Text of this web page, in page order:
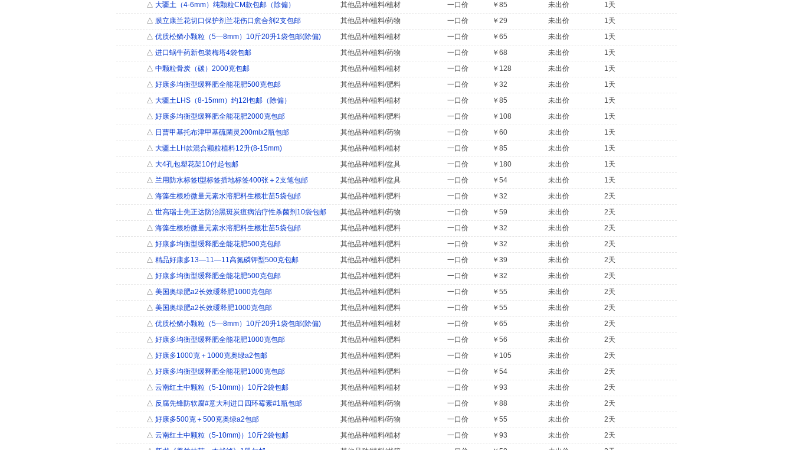
△ 大疆土（4-6mm）纯颗粒CM款包邮（除偏） 其他品种/植料/植材 一口价 ￥85 未出价
1天
△ 膜立康兰花切口保护剂兰花伤口愈合剂2支包邮 其他品种/植料/药物 一口价 ￥29 未出价
1天
△ 优质松鳞小颗粒（5―8mm）10斤20升1袋包邮(除偏) 其他品种/植料/植材 一口价 ￥65 未出价
1天
△ 进口蜗牛药新包装梅塔4袋包邮 其他品种/植料/药物 一口价 ￥68 未出价
1天
△ 中颗粒骨炭（碳）2000克包邮 其他品种/植料/植材 一口价 ￥128 未出价
1天
△ 好康多均衡型缓释肥全能花肥500克包邮 其他品种/植料/肥料 一口价 ￥32 未出价
1天
△ 大疆土LHS（8-15mm）约12l包邮（除偏） 其他品种/植料/植材 一口价 ￥85 未出价
1天
△ 好康多均衡型缓释肥全能花肥2000克包邮 其他品种/植料/肥料 一口价 ￥108 未出价
1天
△ 日曹甲基托布津甲基硫菌灵200mlx2瓶包邮 其他品种/植料/药物 一口价 ￥60 未出价
1天
△ 大疆土LH款混合颗粒植料12升(8-15mm) 其他品种/植料/植材 一口价 ￥85 未出价
1天
△ 大4孔包塑花架10付起包邮 其他品种/植料/盆具 一口价 ￥180 未出价
1天
△ 兰用防水标签t型标签插地标签400张＋2支笔包邮 其他品种/植料/盆具 一口价 ￥54 未出价
1天
△ 海藻生根粉微量元素水溶肥料生根壮苗5袋包邮 其他品种/植料/肥料 一口价 ￥32 未出价
2天
△ 世高瑞士先正达防治黑斑炭疽病治疗性杀菌剂10袋包邮 其他品种/植料/药物 一口价 ￥59 未出价
2天
△ 海藻生根粉微量元素水溶肥料生根壮苗5袋包邮 其他品种/植料/肥料 一口价 ￥32 未出价
2天
△ 好康多均衡型缓释肥全能花肥500克包邮 其他品种/植料/肥料 一口价 ￥32 未出价
2天
△ 精品好康多13—11—11高氮磷钾型500克包邮 其他品种/植料/肥料 一口价 ￥39 未出价
2天
△ 好康多均衡型缓释肥全能花肥500克包邮 其他品种/植料/肥料 一口价 ￥32 未出价
2天
△ 美国奥绿肥a2长效缓释肥1000克包邮 其他品种/植料/肥料 一口价 ￥55 未出价
2天
△ 美国奥绿肥a2长效缓释肥1000克包邮 其他品种/植料/肥料 一口价 ￥55 未出价
2天
△ 优质松鳞小颗粒（5―8mm）10斤20升1袋包邮(除偏) 其他品种/植料/植材 一口价 ￥65 未出价
2天
△ 好康多均衡型缓释肥全能花肥1000克包邮 其他品种/植料/肥料 一口价 ￥56 未出价
2天
△ 好康多1000克＋1000克奥绿a2包邮 其他品种/植料/肥料 一口价 ￥105 未出价
2天
△ 好康多均衡型缓释肥全能花肥1000克包邮 其他品种/植料/肥料 一口价 ￥54 未出价
2天
△ 云南红土中颗粒（5-10mm)）10斤2袋包邮 其他品种/植料/植材 一口价 ￥93 未出价
2天
△ 反腐先锋防软腐#意大利进口四环霉素#1瓶包邮 其他品种/植料/药物 一口价 ￥88 未出价
2天
△ 好康多500克＋500克奥绿a2包邮 其他品种/植料/药物 一口价 ￥55 未出价
2天
△ 云南红土中颗粒（5-10mm)）10斤2袋包邮 其他品种/植料/植材 一口价 ￥93 未出价
2天